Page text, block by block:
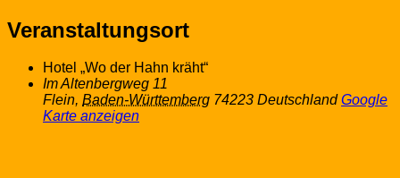
Veranstaltungsort
Hotel „Wo der Hahn kräht“
Im Altenbergweg 11
Flein, Baden-Württemberg 74223 Deutschland Google
Karte anzeigen